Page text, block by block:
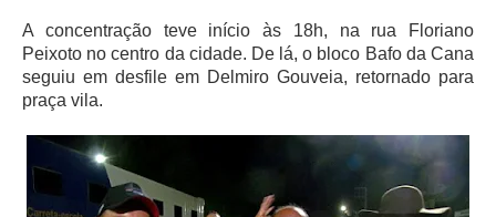
A concentração teve início às 18h, na rua Floriano
Peixoto no centro da cidade. De lá, o bloco Bafo da Cana
seguiu em desfile em Delmiro Gouveia, retornado para
praça vila.